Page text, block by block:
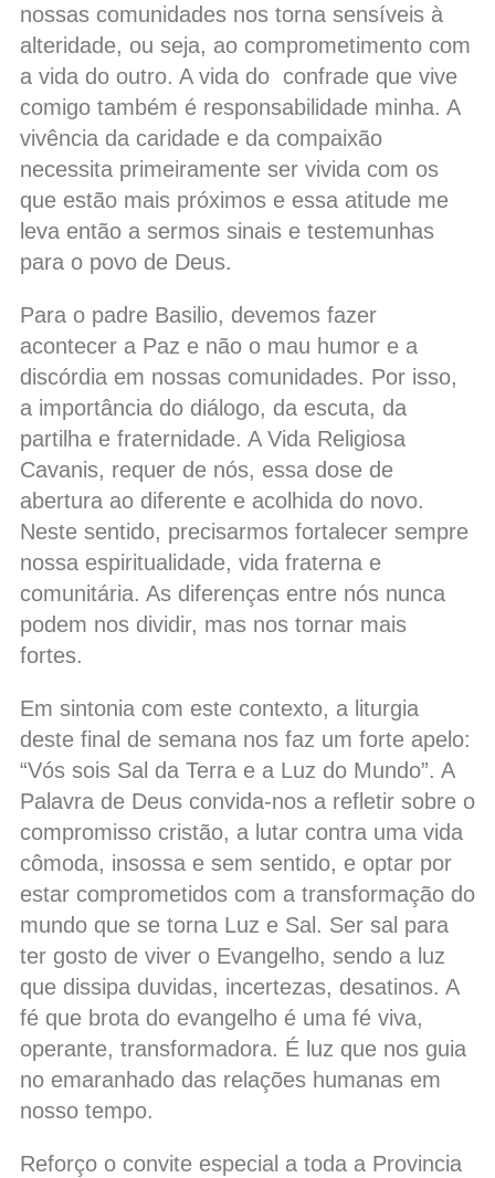
nossas comunidades nos torna sensíveis à
alteridade, ou seja, ao comprometimento com
a vida do outro. A vida do confrade que vive
comigo também é responsabilidade minha. A
vivência da caridade e da compaixão
necessita primeiramente ser vivida com os
que estão mais próximos e essa atitude me
leva então a sermos sinais e testemunhas
para o povo de Deus.
Para o padre Basilio, devemos fazer
acontecer a Paz e não o mau humor e a
discórdia em nossas comunidades. Por isso,
a importância do diálogo, da escuta, da
partilha e fraternidade. A Vida Religiosa
Cavanis, requer de nós, essa dose de
abertura ao diferente e acolhida do novo.
Neste sentido, precisarmos fortalecer sempre
nossa espiritualidade, vida fraterna e
comunitária. As diferenças entre nós nunca
podem nos dividir, mas nos tornar mais
fortes.
Em sintonia com este contexto, a liturgia
deste final de semana nos faz um forte apelo:
“Vós sois Sal da Terra e a Luz do Mundo”. A
Palavra de Deus convida-nos a refletir sobre o
compromisso cristão, a lutar contra uma vida
cômoda, insossa e sem sentido, e optar por
estar comprometidos com a transformação do
mundo que se torna Luz e Sal. Ser sal para
ter gosto de viver o Evangelho, sendo a luz
que dissipa duvidas, incertezas, desatinos. A
fé que brota do evangelho é uma fé viva,
operante, transformadora. É luz que nos guia
no emaranhado das relações humanas em
nosso tempo.
Reforço o convite especial a toda a Provincia